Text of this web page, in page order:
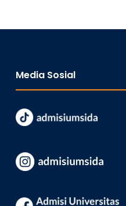
Media Sosial